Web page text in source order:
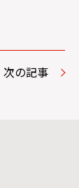
次の記事